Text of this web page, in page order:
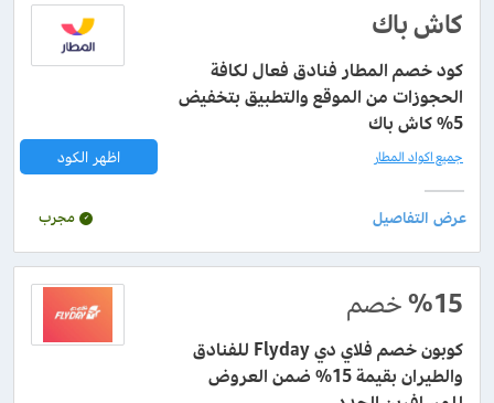
كاش باك
كود خصم المطار فنادق فعال لكافة
الحجوزات من الموقع والتطبيق بتخفيض
5% كاش باك
اظهر الكود جميع اكواد المطار
مجرب
%15خصم
كوبون خصم فلاي دي Flyday للفنادق
والطيران بقيمة 15% ضمن العروض